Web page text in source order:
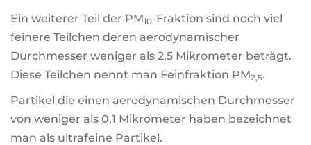
Ein weiterer Teil der PM10-Fraktion sind noch viel
feinere Teilchen deren aerodynamischer
Durchmesser weniger als 2,5 Mikrometer beträgt.
Diese Teilchen nennt man Feinfraktion PM2,5.
Partikel die einen aerodynamischen Durchmesser
von weniger als 0,1 Mikrometer haben bezeichnet
man als ultrafeine Partikel.